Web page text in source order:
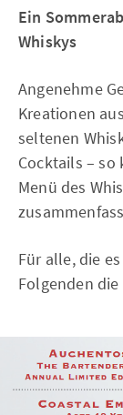
Ein
Whiskys
Angenehme
Kreationen
seltenen
Cocktails – so
Menü des
Für alle, die
Folgenden